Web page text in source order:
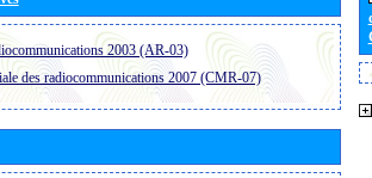
2003 (AR-03)
des radiocommunications 2007 (CMR-07)